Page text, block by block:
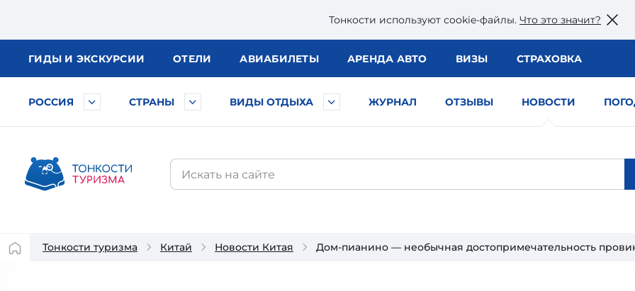
Тонкости используют сookie-файлы. Что это значит?
ГИДЫ И ЭКСКУРСИИ ОТЕЛИ АВИАБИЛЕТЫ АРЕНДА АВТО ВИЗЫ СТРАХОВКА
РОССИЯ СТРАНЫ ВИДЫ ОТДЫХА ЖУРНАЛ ОТЗЫВЫ НОВОСТИ
Тонкости туризма Китай Новости Китая Дом-пианино — необычная достопримечательность